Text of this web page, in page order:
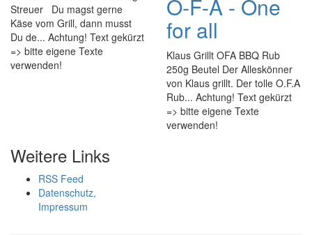
Streuer Du magst gerne
Käse vom Grill, dann musst
Du de... Achtung! Text gekürzt
=> bitte eigene Texte
verwenden!
O-F-A - One
for all
Klaus Grillt OFA BBQ Rub
250g Beutel Der Alleskönner
von Klaus grillt. Der tolle O.F.A
Rub... Achtung! Text gekürzt
=> bitte eigene Texte
verwenden!
Weitere Links
RSS Feed
Datenschutz,
Impressum